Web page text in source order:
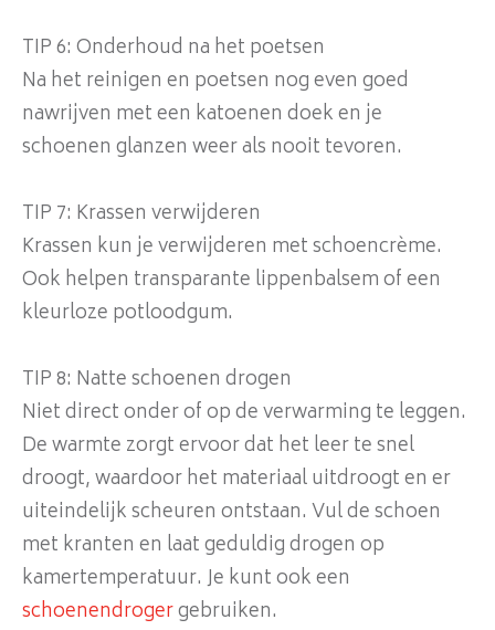
TIP 6: Onderhoud na het poetsen
Na het reinigen en poetsen nog even goed
nawrijven met een katoenen doek en je
schoenen glanzen weer als nooit tevoren.
TIP 7: Krassen verwijderen
Krassen kun je verwijderen met schoencrème.
Ook helpen transparante lippenbalsem of een
kleurloze potloodgum.
TIP 8: Natte schoenen drogen
Niet direct onder of op de verwarming te leggen.
De warmte zorgt ervoor dat het leer te snel
droogt, waardoor het materiaal uitdroogt en er
uiteindelijk scheuren ontstaan. Vul de schoen
met kranten en laat geduldig drogen op
kamertemperatuur. Je kunt ook een
schoenendrogergebruiken.